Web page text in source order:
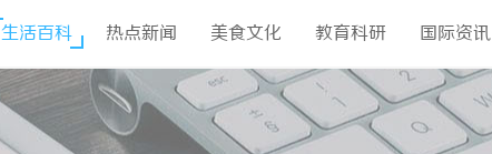
生活百科 热点新闻 美食文化 教育科研 国际资讯